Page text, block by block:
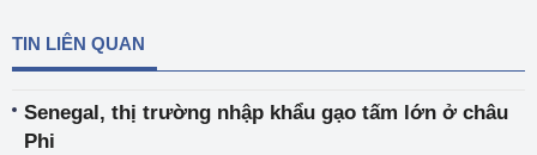
TIN LIÊN QUAN
Senegal, thị trường nhập khẩu gạo tấm lớn ở châu
Phi